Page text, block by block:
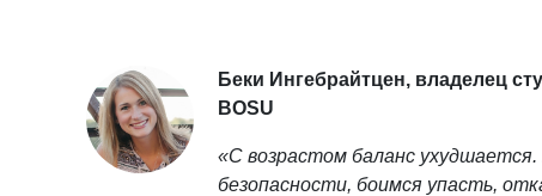
Беки Ингебрайтцен, владелец
BOSU
«С возрастом баланс
безопасности, боимся упасть,